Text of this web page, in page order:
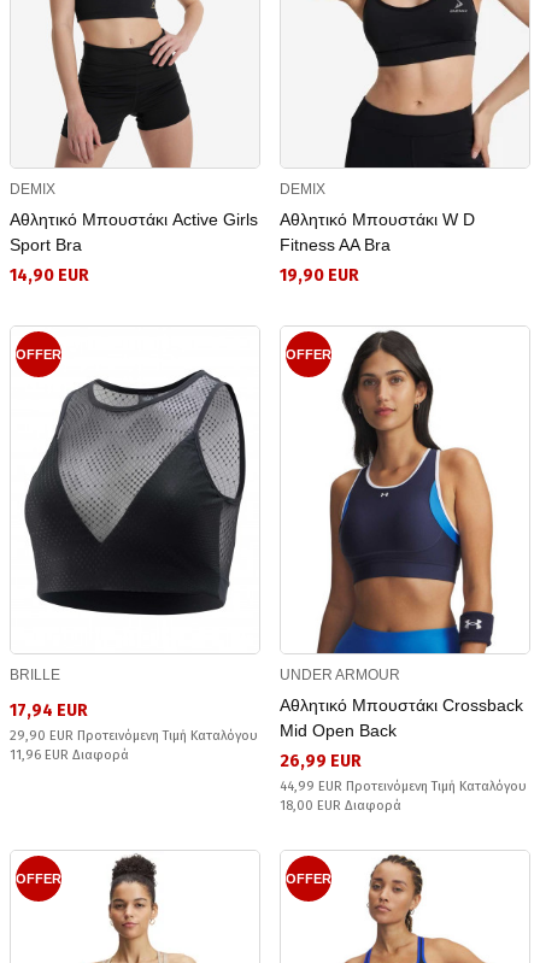
DEMIX
Αθλητικό Μπουστάκι Active Girls
Sport Bra
14,90 EUR
DEMIX
Αθλητικό Μπουστάκι W D
Fitness AA Bra
19,90 EUR
OFFER
BRILLE
17,94 EUR
29,90 EUR Προτεινόμενη Τιμή Καταλόγου
11,96 EUR Διαφορά
OFFER
UNDER ARMOUR
Αθλητικό Μπουστάκι Crossback
Mid Open Back
26,99 EUR
44,99 EUR Προτεινόμενη Τιμή Καταλόγου
18,00 EUR Διαφορά
OFFER OFFER